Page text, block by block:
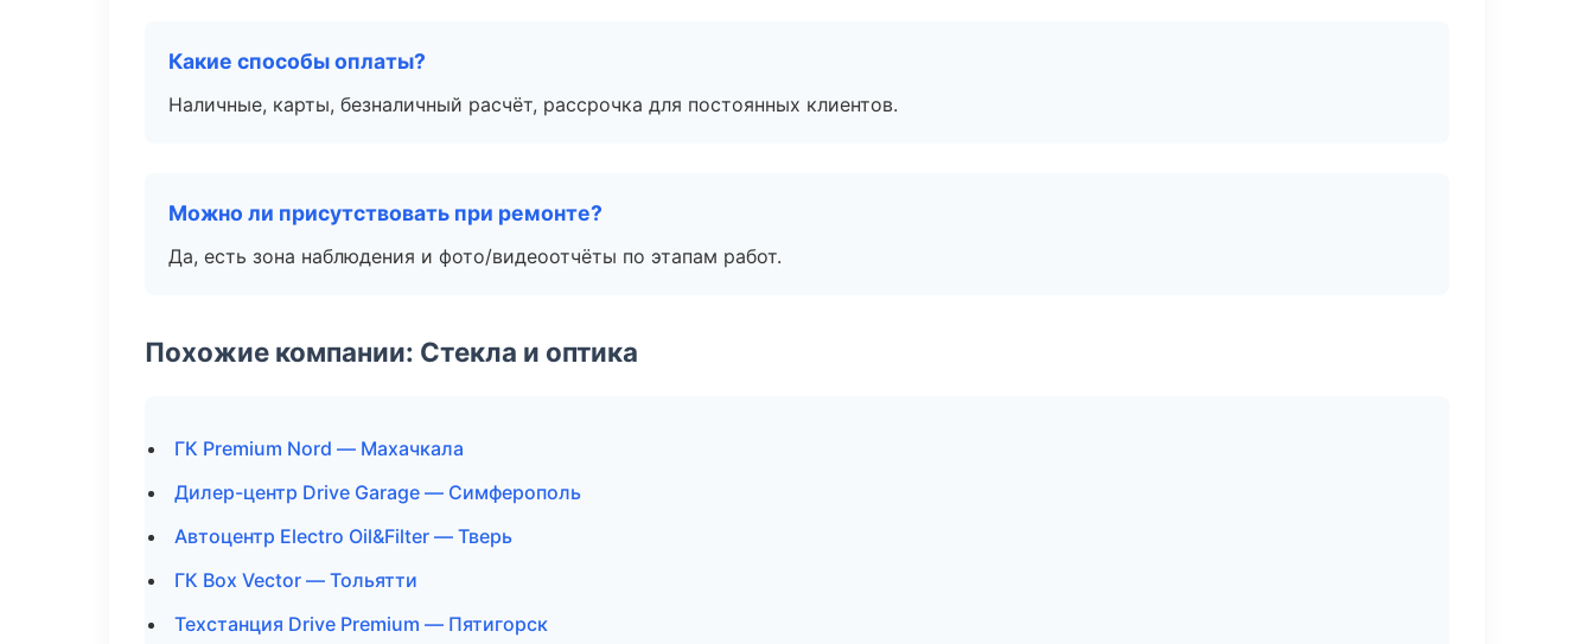
Какие способы оплаты?
Наличные, карты, безналичный расчёт, рассрочка для постоянных клиентов.
Можно ли присутствовать при ремонте?
Да, есть зона наблюдения и фото/видеоотчёты по этапам работ.
Похожие компании: Стекла и оптика
ГК Premium Nord — Махачкала
Дилер-центр Drive Garage — Симферополь
Автоцентр Electro Oil&Filter — Тверь
ГК Box Vector — Тольятти
Техстанция Drive Premium — Пятигорск